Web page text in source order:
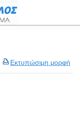
Εκτυπώσιμη μορφή